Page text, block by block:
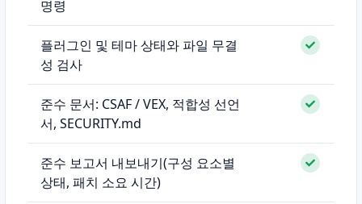
명령
플러그인 및 테마 상태와 파일 무결
성 검사
준수 문서: CSAF / VEX, 적합성 선언
서, SECURITY.md
준수 보고서 내보내기(구성 요소별
상태, 패치 소요 시간)